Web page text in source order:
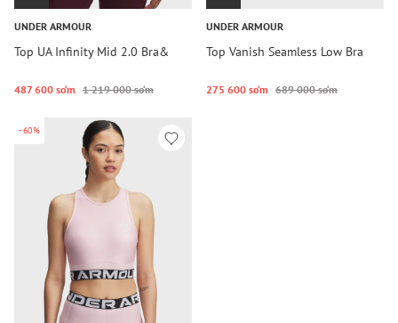
UNDER ARMOUR
Top UA Infinity Mid 2.0 Bra&
487 600 so‘m 1 219 000 so‘m
UNDER ARMOUR
Top Vanish Seamless Low Bra
275 600 so‘m 689 000 so‘m
-60%